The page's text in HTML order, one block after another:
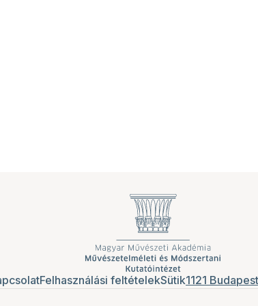
Felhasználási feltételekSütik1121